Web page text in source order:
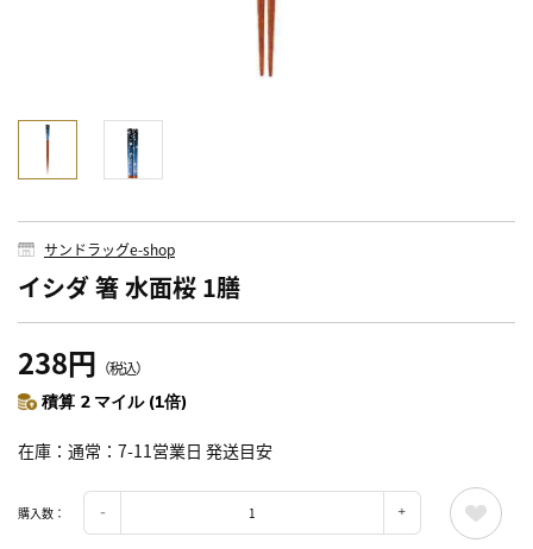
サンドラッグe-shop
イシダ 箸 水面桜 1膳
238円 （税込）
積算 2 マイル (1倍)
在庫 通常：7-11営業日 発送目安
購入数：